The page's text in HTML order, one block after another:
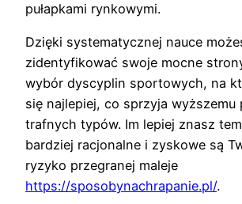
pułapkami rynkowymi.
Dzięki systematycznej nauce
zidentyfikować swoje mocne
wybór dyscyplin sportowych, na
się najlepiej, co sprzyja wyższemu
trafnych typów. Im lepiej znasz
bardziej racjonalne i zyskowe są
ryzyko przegranej maleje
https://sposobynachrapanie.pl/.